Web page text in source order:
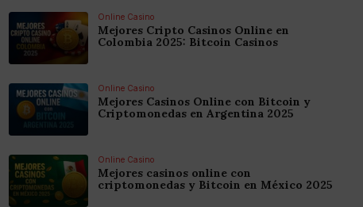
Online Casino
Mejores Cripto Casinos Online en
Colombia 2025: Bitcoin Casinos
Online Casino
Mejores Casinos Online con Bitcoin y
Criptomonedas en Argentina 2025
Online Casino
Mejores casinos online con
criptomonedas y Bitcoin en México 2025